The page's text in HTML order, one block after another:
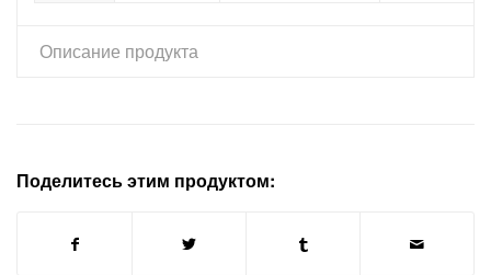
Описание продукта
Поделитесь этим продуктом: